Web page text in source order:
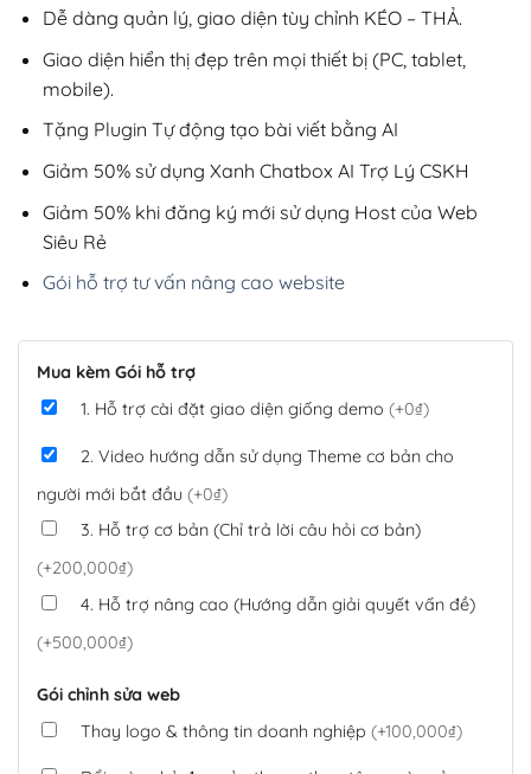
Dễ dàng quản lý, giao diện tùy chỉnh KÉO – THẢ.
Giao diện hiển thị đẹp trên mọi thiết bị (PC, tablet,
mobile).
Tặng Plugin Tự động tạo bài viết bằng AI
Giảm 50% sử dụng Xanh Chatbox AI Trợ Lý CSKH
Giảm 50% khi đăng ký mới sử dụng Host của Web
Siêu Rẻ
Gói hỗ trợ tư vấn nâng cao website
Mua kèm Gói hỗ trợ
1. Hỗ trợ cài đặt giao diện giống demo (+0₫)
2. Video hướng dẫn sử dụng Theme cơ bản cho
người mới bắt đầu (+0₫)
3. Hỗ trợ cơ bản (Chỉ trả lời câu hỏi cơ bản)
(+200,000₫)
4. Hỗ trợ nâng cao (Hướng dẫn giải quyết vấn đề)
(+500,000₫)
Gói chỉnh sửa web
Thay logo & thông tin doanh nghiệp (+100,000₫)